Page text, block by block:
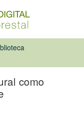
como